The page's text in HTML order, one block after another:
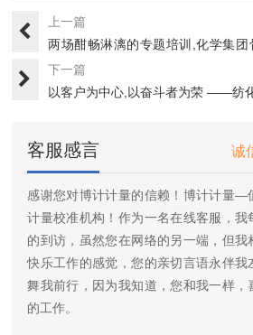
上一篇
两场酣畅淋漓的专题培训,化学集
高
下一篇
以客户为中心,以奋斗者为荣 ——纺
客服感言 诚
感谢您对博计计量的信赖！博计计量—
计量校准机构！作为一名在线客服，我
的到访，虽然您在网络的另一端，但
快乐工作的感觉，您的亲切言语永伴
舞我前行，因为我知道，您和我一样
的工作。